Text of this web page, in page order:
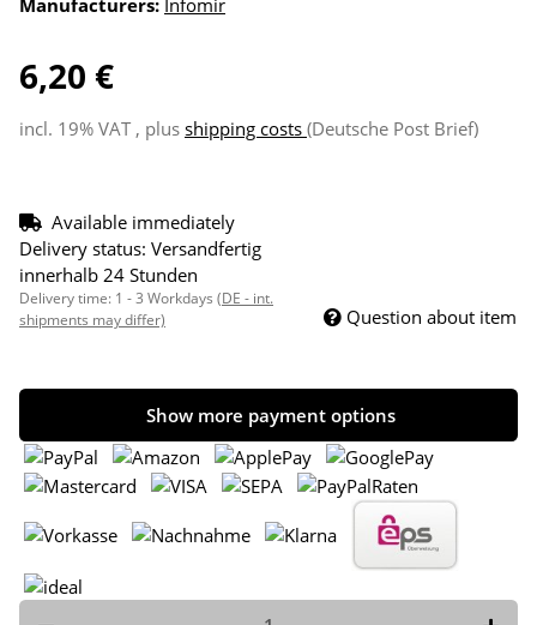
Manufacturers: Infomir
6,20 €
incl. 19% VAT , plus shipping costs (Deutsche Post Brief)
Available immediately
Delivery status: Versandfertig
innerhalb 24 Stunden
Delivery time: 1 - 3 Workdays (DE - int.
shipments may differ)
Question about item
Show more payment options